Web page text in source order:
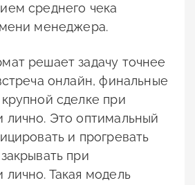
среднего чека
менеджера.
решает задачу точнее
онлайн, финальные
сделке при
лично. Это оптимальный
и прогревать
при
Такая модель